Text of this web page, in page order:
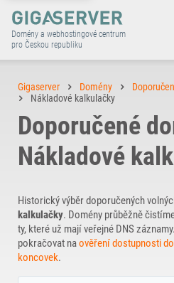
Domény a webhostingové centrum
pro Českou republiku
Gigaserver Domény
Nákladové kalkulačky
Doporučené
Nákladové
Historický výběr doporučených
kalkulačky. Domény průběžně
ty, které už mají veřejné DNS
pokračovat naověření dostupnosti
koncovek.